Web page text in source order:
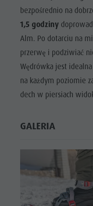
bezpośrednio na
1,5 godziny
Alm. Po dotarciu na
przerwę i podziwiać
Wędrówka jest
na każdym poziomie
dech w piersiach
GALERIA